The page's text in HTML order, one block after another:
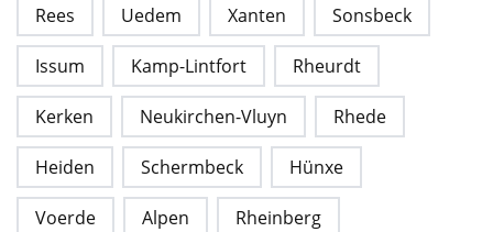
Rees Uedem Xanten Sonsbeck
Issum Kamp-Lintfort Rheurdt
Kerken Neukirchen-Vluyn Rhede
Heiden Schermbeck Hünxe
Voerde Alpen Rheinberg